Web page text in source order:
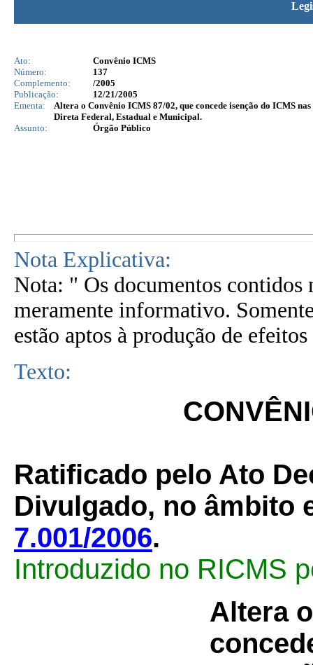
Ato:
Convênio ICMS
Número:
137
Complemento:
/2005
Publicação:
12/21/2005
Ementa:
Altera o Convênio ICMS 87/02, que concede isenção do ICMS
Direta Federal, Estadual e Municipal.
Assunto:
Órgão Público
Nota Explicativa:
Nota: " Os documentos contidos
meramente informativo.
estão aptos à produção de
Texto:
Ratificado pelo Ato
Divulgado, no âmbito
7.001/2006.
Introduzido no RICMS
Altera